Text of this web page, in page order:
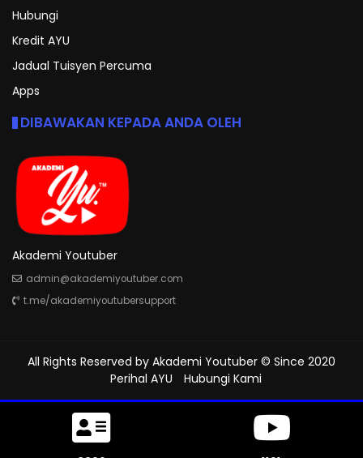
Hubungi
Kredit AYU
Jadual Tuisyen Percuma
Apps
DIBAWAKAN KEPADA ANDA OLEH
Akademi Youtuber
admin@akademiyoutuber.com
t.me/akademiyoutubersupport
All Rights Reserved by Akademi Youtuber © Since 2020
Perihal AYU
Hubungi Kami